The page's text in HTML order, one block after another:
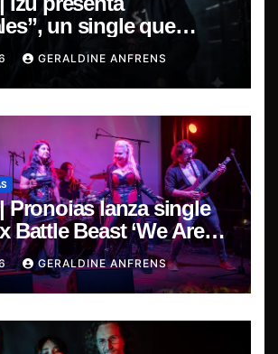
un single que
regreso.
GERALDINE ANFRENS
Pronoias lanza single
Battle Beast ‘We Are
une el metal de Chile y
GERALDINE ANFRENS